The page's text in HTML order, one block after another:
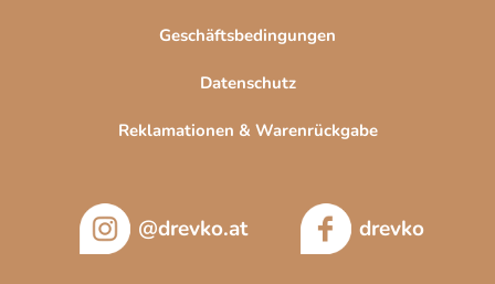
Geschäftsbedingungen
Datenschutz
Reklamationen & Warenrückgabe
@drevko.at drevko